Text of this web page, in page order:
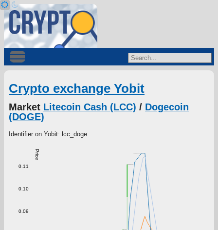
Crypto exchange Yobit
Market Litecoin Cash (LCC) / Dogecoin
(DOGE)
Identifier on Yobit: lcc_doge
Price
0.09
0.10
0.11